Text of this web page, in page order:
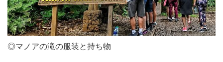
◎マノアの滝の服装と持ち物